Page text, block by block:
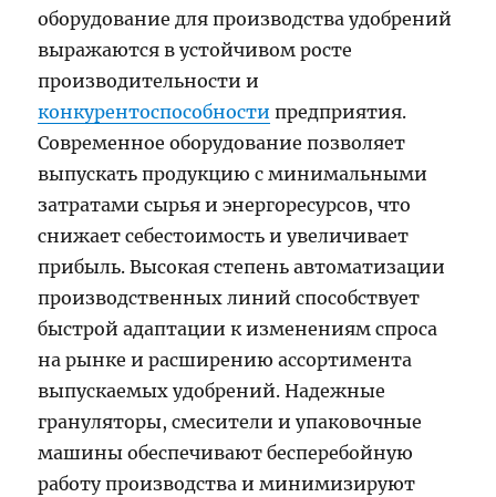
оборудование для производства удобрений
выражаются в устойчивом росте
производительности и
конкурентоспособности предприятия.
Современное оборудование позволяет
выпускать продукцию с минимальными
затратами сырья и энергоресурсов, что
снижает себестоимость и увеличивает
прибыль. Высокая степень автоматизации
производственных линий способствует
быстрой адаптации к изменениям спроса
на рынке и расширению ассортимента
выпускаемых удобрений. Надежные
грануляторы, смесители и упаковочные
машины обеспечивают бесперебойную
работу производства и минимизируют